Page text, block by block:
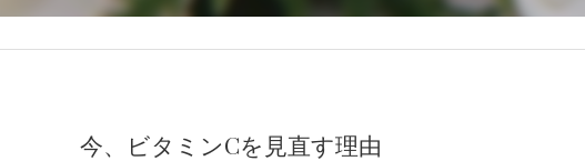
今、ビタミンCを見直す理由